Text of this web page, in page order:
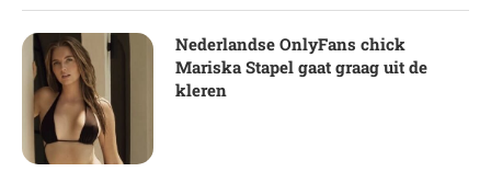
Nederlandse OnlyFans chick
Mariska Stapel gaat graag uit de
kleren